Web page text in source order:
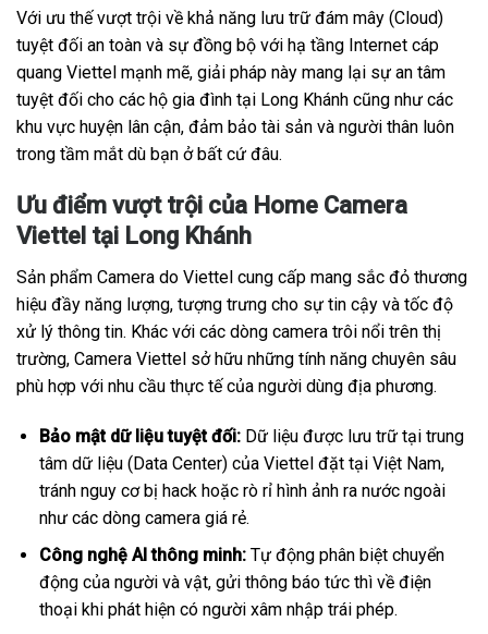
Với ưu thế vượt trội về khả năng lưu trữ đám mây (Cloud)
tuyệt đối an toàn và sự đồng bộ với hạ tầng Internet cáp
quang Viettel mạnh mẽ, giải pháp này mang lại sự an tâm
tuyệt đối cho các hộ gia đình tại Long Khánh cũng như các
khu vực huyện lân cận, đảm bảo tài sản và người thân luôn
trong tầm mắt dù bạn ở bất cứ đâu.
Ưu điểm vượt trội của Home Camera
Viettel tại Long Khánh
Sản phẩm Camera do Viettel cung cấp mang sắc đỏ thương
hiệu đầy năng lượng, tượng trưng cho sự tin cậy và tốc độ
xử lý thông tin. Khác với các dòng camera trôi nổi trên thị
trường, Camera Viettel sở hữu những tính năng chuyên sâu
phù hợp với nhu cầu thực tế của người dùng địa phương.
Bảo mật dữ liệu tuyệt đối:Dữ liệu được lưu trữ tại trung
tâm dữ liệu (Data Center) của Viettel đặt tại Việt Nam,
tránh nguy cơ bị hack hoặc rò rỉ hình ảnh ra nước ngoài
như các dòng camera giá rẻ.
Công nghệ AI thông minh:Tự động phân biệt chuyển
động của người và vật, gửi thông báo tức thì về điện
thoại khi phát hiện có người xâm nhập trái phép.